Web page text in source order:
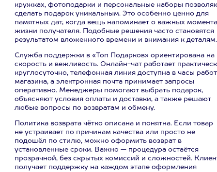
кружках, фотоподарки и персональные наборы
сделать подарок уникальным. Это особенно ценно для
памятных дат, когда вещь напоминает о важных
жизни получателя. Подобные решения часто становятся
результатом вложенного времени и внимания к деталям.
Служба поддержки в «Топ Подарков» ориентирована на
скорость и вежливость. Онлайн-чат работает
круглосуточно, телефонная линия доступна в часы
магазина, а электронная почта принимает запросы
оперативно. Менеджеры помогают выбрать подарок,
объясняют условия оплаты и доставки, а также решают
любые вопросы по возвратам и обмену.
Политика возврата чётко описана и понятна. Если товар
не устраивает по причинам качества или просто не
подошёл по стилю, можно оформить возврат в
установленные сроки. Важно — процедура остаётся
прозрачной, без скрытых комиссий и сложностей.
получает поддержку на каждом этапе оформления